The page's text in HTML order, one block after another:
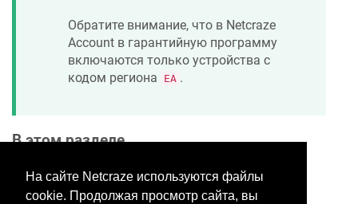
На сайте Netcraze используются файлы
cookie. Продолжая просмотр сайта, вы
Обратите внимание, что в Netcraze
Account в гарантийную программу
включаются только устройства с
кодом региона
EA .
В этом разделе